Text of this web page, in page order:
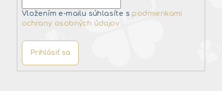
Vložením e-mailu súhlasíte s podmienkami
ochrany osobných údajov
Prihlásiť sa